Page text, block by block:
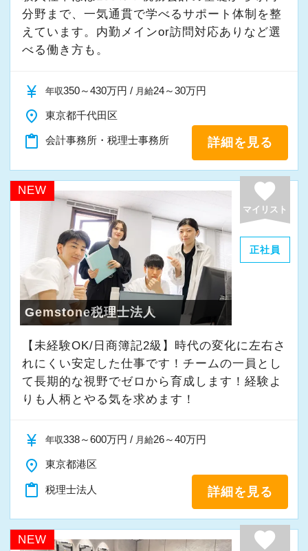
分野まで、一気通貫で学べるサポート体制を整
えています。内勤メインor訪問対応ありなど選
べる働き方も。
currency_yen 年収350～430万円 / 月給24～30万円
place 東京都千代田区
content_paste 会計事務所・税理士事務所 詳細を見る
NEW favorite
マイリスト
正社員
Gemstone税理士法人
【未経験OK/日商簿記2級】時代の変化に左右さ
れにくい安定した仕事です！チームの一員とし
て⻑期的な視野でゼロから育成します！経験よ
りも人柄とやる気を求めます！
currency_yen 年収338～600万円 / 月給26～40万円
place 東京都港区
content_paste 税理士法人 詳細を見る
NEW favorite